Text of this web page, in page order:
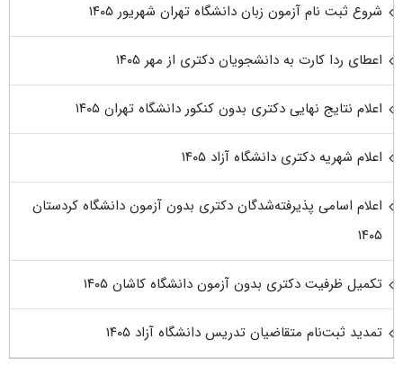
شروع ثبت نام آزمون زبان دانشگاه تهران شهریور ۱۴۰۵
اعطای ردا کارت به دانشجویان دکتری از مهر ۱۴۰۵
اعلام نتایج نهایی دکتری بدون کنکور دانشگاه تهران ۱۴۰۵
اعلام شهریه دکتری دانشگاه آزاد ۱۴۰۵
اعلام اسامی پذیرفته‌شدگان دکتری بدون آزمون دانشگاه کردستان
۱۴۰۵
تکمیل ظرفیت دکتری بدون آزمون دانشگاه کاشان ۱۴۰۵
تمدید ثبت‌نام متقاضیان تدریس دانشگاه آزاد ۱۴۰۵